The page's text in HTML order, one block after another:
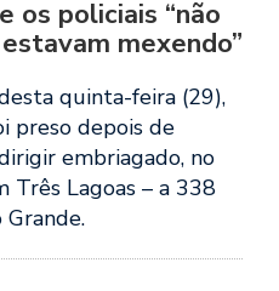
os policiais “não
mexendo”
quinta-feira (29),
preso depois de
embriagado, no
Três Lagoas – a 338